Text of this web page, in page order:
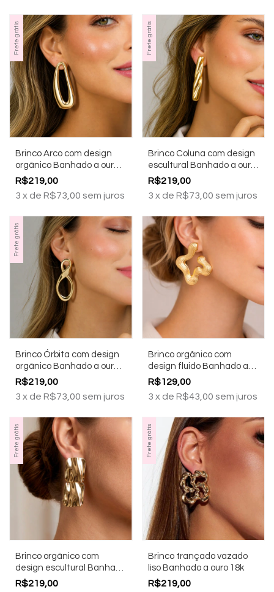
Frete grátis
Brinco Arco com design
orgânico Banhado a ouro
18k
R$219,00
3 x de R$73,00 sem juros
Frete grátis
Brinco Coluna com design
escultural Banhado a ouro
18k
R$219,00
3 x de R$73,00 sem juros
Frete grátis
Brinco Órbita com design
orgânico Banhado a ouro
18k
R$219,00
3 x de R$73,00 sem juros
Brinco orgânico com
design fluido Banhado a
ouro 18k
R$129,00
3 x de R$43,00 sem juros
Frete grátis
Brinco orgânico com
design escultural Banhado
a ouro 18k
R$219,00
Frete grátis
Brinco trançado vazado
liso Banhado a ouro 18k
R$219,00